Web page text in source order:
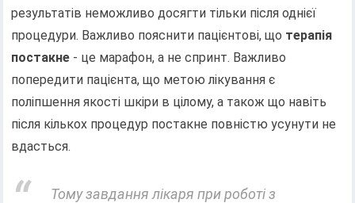
результатів неможливо досягти тільки після однієї
процедури. Важливо пояснити пацієнтові, що терапія
постакне - це марафон, а не спринт. Важливо
попередити пацієнта, що метою лікування є
поліпшення якості шкіри в цілому, а також що навіть
після кількох процедур постакне повністю усунути не
вдасться.
Тому завдання лікаря при роботі з